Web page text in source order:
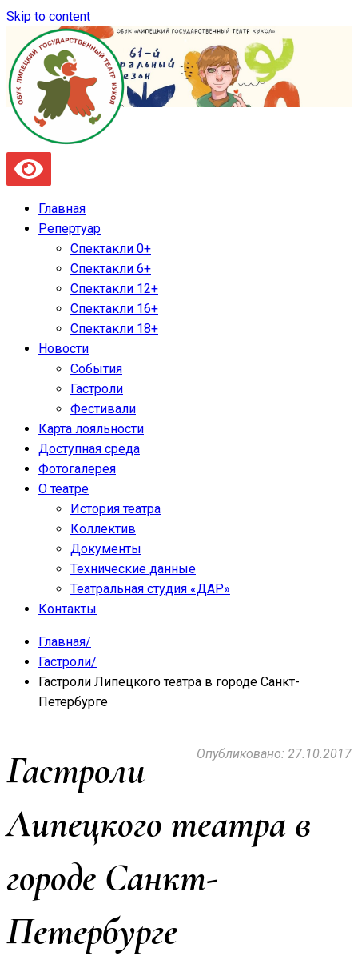
Skip to content
Главная
Репертуар
Спектакли 0+
Спектакли 6+
Спектакли 12+
Спектакли 16+
Спектакли 18+
Новости
События
Гастроли
Фестивали
Карта лояльности
Доступная среда
Фотогалерея
О театре
История театра
Коллектив
Документы
Технические данные
Театральная студия «ДАР»
Контакты
Главная/
Гастроли/
Гастроли Липецкого театра в городе Санкт-
Петербурге
Опубликовано: 27.10.2017
Гастроли
Липецкого театра в
городе Санкт-
Петербурге